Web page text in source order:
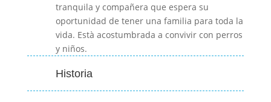
tranquila y compañera que espera su
oportunidad de tener una familia para toda la
vida. Està acostumbrada a convivir con perros
y niños.
Historia